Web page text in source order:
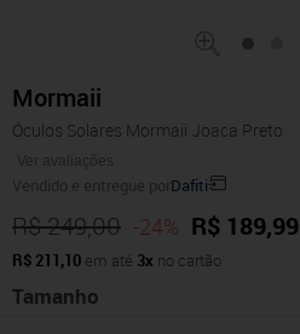
Mormaii
Óculos Solares Mormaii Joaca Preto
Ver avaliações
Vendido e entregue porDafiti
R$ 249,00 -24% R$ 189,99
R$ 211,10 em até 3x no cartão
Tamanho